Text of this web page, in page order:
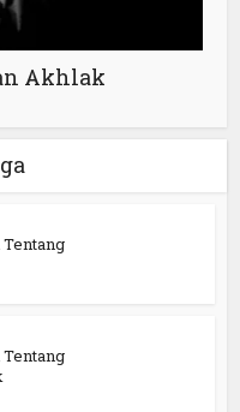
Akhlak